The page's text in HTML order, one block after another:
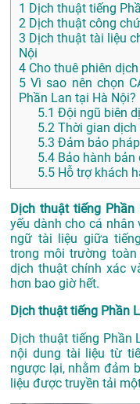
1 Dịch thuật tiếng
2 Dịch thuật công
3 Dịch thuật tài liệu
Nội
4 Cho thuê phiên
5 Vì sao nên chọn
Phần Lan tại Hà Nội?
5.1 Đội ngũ biên
5.2 Thời gian
5.3 Đảm bảo
5.4 Bảo hành
5.5 Hỗ trợ khách
Dịch thuật tiếng
yếu dành cho cá nhân
ngữ tài liệu giữa
trong môi trường
dịch thuật chính xác
hơn bao giờ hết.
Dịch thuật tiếng Phần
Dịch thuật tiếng Phần
nội dung tài liệu từ
ngược lại, nhằm đảm
liệu được truyền tải